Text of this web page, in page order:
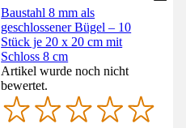
Baustahl 8 mm als
geschlossener Bügel – 10
Stück je 20 x 20 cm mit
Schloss 8 cm
Artikel wurde noch nicht
bewertet.